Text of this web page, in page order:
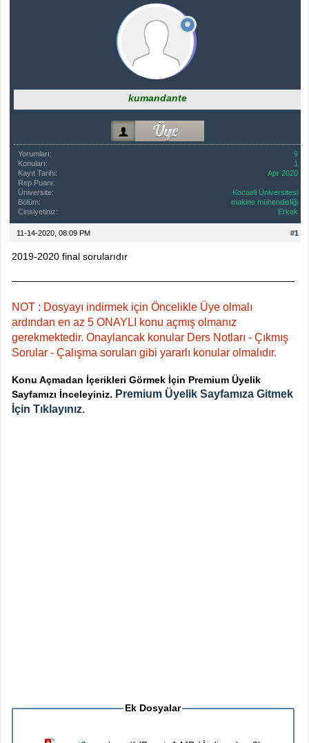
kumandante
Yorumları:
9
Konuları:
1
Kayıt Tarihi:
Apr 2020
Rep Puanı:
Üniversite:
Kocaeli Üniversitesi
Bölüm:
makine mühendisliği
Cinsiyetiniz:
Erkek
#1
11-14-2020, 08:09 PM
2019-2020 final sorularıdır
NOT : Dosyayı indirmek için Öncelikle Üye olmalı
ardından en az 5 ONAYLI konu açmış olmanız
gerekmektedir. Onaylancak konular Ders Notları - Çıkmış
Sorular - Çalışma soruları gibi yararlı konular olmalıdır.
Konu Açmadan İçerikleri Görmek İçin Premium Üyelik
Sayfamızı İnceleyiniz. Premium Üyelik Sayfamıza Gitmek
İçin Tıklayınız.
Ek Dosyalar